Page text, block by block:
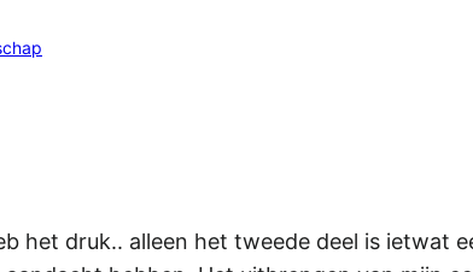
het druk.. alleen het tweede deel is ietwat